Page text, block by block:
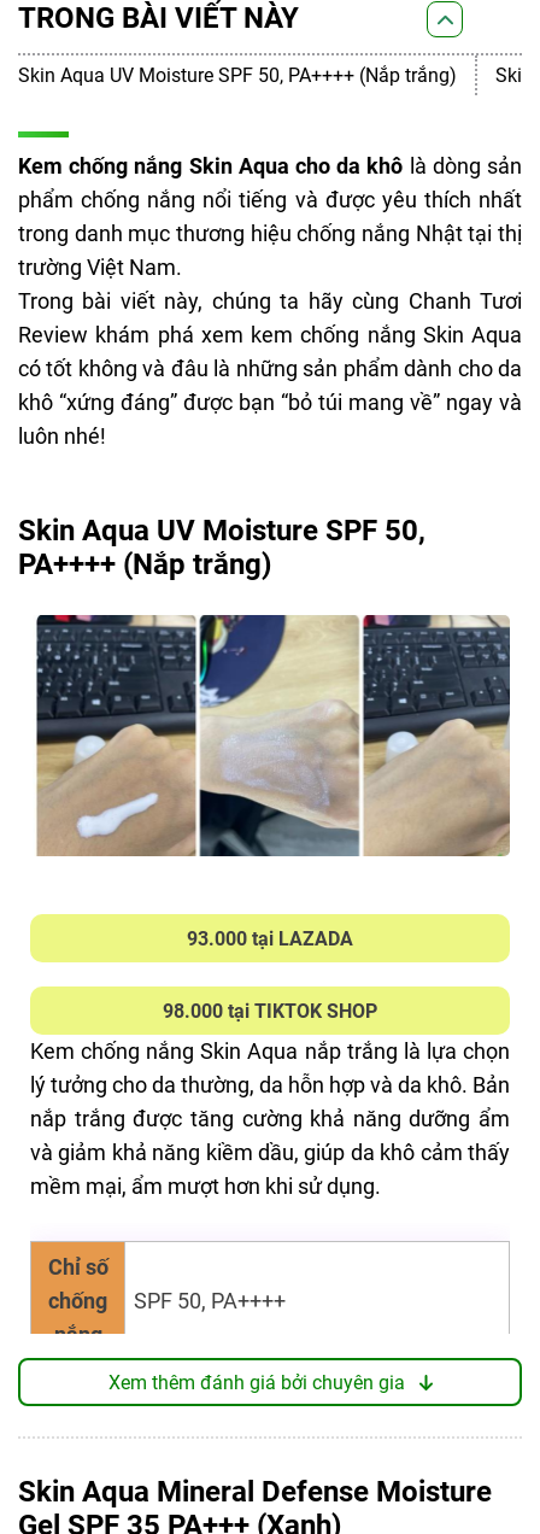
TRONG BÀI VIẾT NÀY
Skin Aqua UV Moisture SPF 50, PA++++ (Nắp trắng) Skin
Kem chống nắng Skin Aqua cho da khô là dòng sản
phẩm chống nắng nổi tiếng và được yêu thích nhất
trong danh mục thương hiệu chống nắng Nhật tại thị
trường Việt Nam.
Trong bài viết này, chúng ta hãy cùng Chanh Tươi
Review khám phá xem kem chống nắng Skin Aqua
có tốt không và đâu là những sản phẩm dành cho da
khô “xứng đáng” được bạn “bỏ túi mang về” ngay và
luôn nhé!
Skin Aqua UV Moisture SPF 50,
PA++++ (Nắp trắng)
93.000 tại LAZADA
98.000 tại TIKTOK SHOP
Kem chống nắngSkin Aqua nắp trắng là lựa chọn
lý tưởng cho da thường, da hỗn hợp và da khô. Bản
nắp trắng được tăng cường khả năng dưỡng ẩm
và giảm khả năng kiềm dầu, giúp da khô cảm thấy
mềm mại, ẩm mượt hơn khi sử dụng.
Chỉ số
chống
nắng
SPF 50, PA++++
Dạng sữa thoáng mịn, thấm nhanh,
Chống nắng
Xem thêm đánh giá bởi chuyên gia
Skin Aqua Mineral Defense Moisture
Gel SPF 35 PA+++ (Xanh)